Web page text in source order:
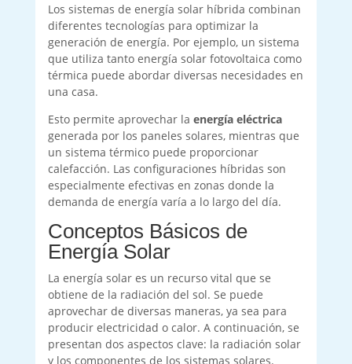
Los sistemas de energía solar híbrida combinan
diferentes tecnologías para optimizar la
generación de energía. Por ejemplo, un sistema
que utiliza tanto energía solar fotovoltaica como
térmica puede abordar diversas necesidades en
una casa.
Esto permite aprovechar la energía eléctrica
generada por los paneles solares, mientras que
un sistema térmico puede proporcionar
calefacción. Las configuraciones híbridas son
especialmente efectivas en zonas donde la
demanda de energía varía a lo largo del día.
Conceptos Básicos de
Energía Solar
La energía solar es un recurso vital que se
obtiene de la radiación del sol. Se puede
aprovechar de diversas maneras, ya sea para
producir electricidad o calor. A continuación, se
presentan dos aspectos clave: la radiación solar
y los componentes de los sistemas solares.